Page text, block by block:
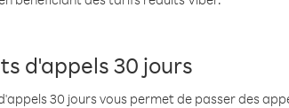
d'appels 30 jours
30 jours vous permet de passer des